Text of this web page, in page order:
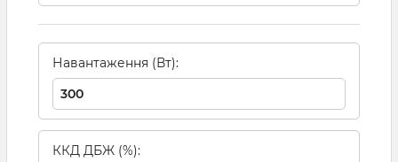
Навантаження (Вт):
ККД ДБЖ (%):